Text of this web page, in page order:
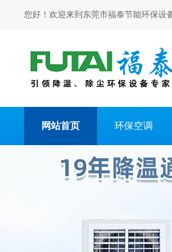
您好！欢迎来到东莞市福泰节能环保设
网站首页 环保空调